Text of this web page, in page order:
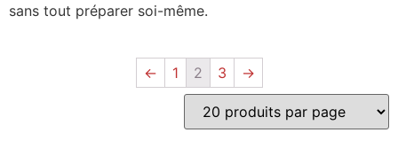
sans tout préparer soi-même.
← 1 2 3 →